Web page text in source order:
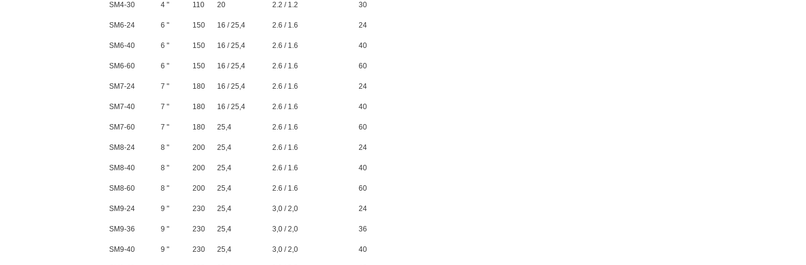
SM4-30 4 " 110 20 2.2 / 1.2 30
SM6-24 6 " 150 16 / 25,4 2.6 / 1.6 24
SM6-40 6 " 150 16 / 25,4 2.6 / 1.6 40
SM6-60 6 " 150 16 / 25,4 2.6 / 1.6 60
SM7-24 7 " 180 16 / 25,4 2.6 / 1.6 24
SM7-40 7 " 180 16 / 25,4 2.6 / 1.6 40
SM7-60 7 " 180 25,4 2.6 / 1.6 60
SM8-24 8 " 200 25,4 2.6 / 1.6 24
SM8-40 8 " 200 25,4 2.6 / 1.6 40
SM8-60 8 " 200 25,4 2.6 / 1.6 60
SM9-24 9 " 230 25,4 3,0 / 2,0 24
SM9-36 9 " 230 25,4 3,0 / 2,0 36
SM9-40 9 " 230 25,4 3,0 / 2,0 40